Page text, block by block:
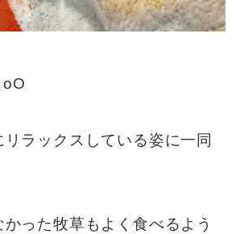
oO
リラックスしている姿に一同
った牧草もよく食べるよう